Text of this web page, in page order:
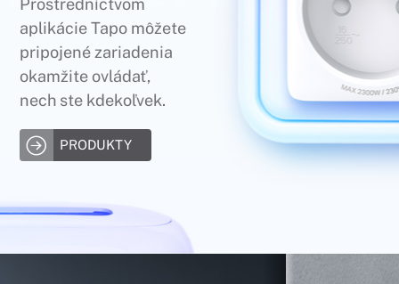
Prostredníctvom
aplikácie Tapo môžete
pripojené zariadenia
okamžite ovládať,
nech ste kdekoľvek.
PRODUKTY